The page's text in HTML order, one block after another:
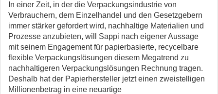
In einer Zeit, in der die Verpackungsindustrie von
Verbrauchern, dem Einzelhandel und den Gesetzgebern
immer stärker gefordert wird, nachhaltige Materialien und
Prozesse anzubieten, will Sappi nach eigener Aussage
mit seinem Engagement für papierbasierte, recycelbare
flexible Verpackungslösungen diesem Megatrend zu
nachhaltigeren Verpackungslösungen Rechnung tragen.
Deshalb hat der Papierhersteller jetzt einen zweistelligen
Millionenbetrag in eine neuartige